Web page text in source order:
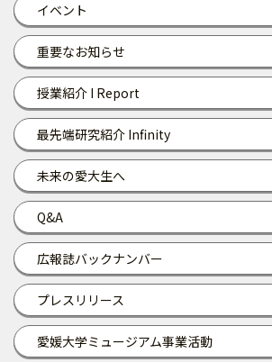
イベント
重要なお知らせ
授業紹介 I Report
最先端研究紹介 Infinity
未来の愛大生へ
Q&A
広報誌バックナンバー
プレスリリース
愛媛大学ミュージアム事業活動